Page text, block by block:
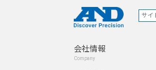
会社情報
Company